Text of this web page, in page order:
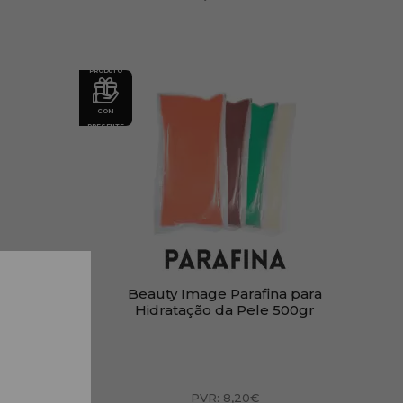
PRODUTO
COM
PRESENTE
Beauty Image Parafina para
Hidratação da Pele 500gr
PVR:8,20€